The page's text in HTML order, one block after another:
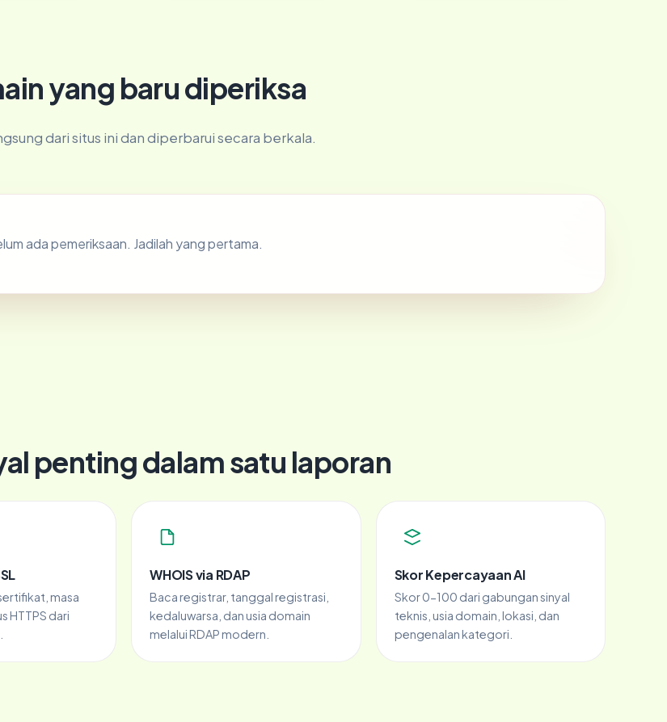
yang baru diperiksa
dari situs ini dan diperbarui secara berkala.
ada pemeriksaan. Jadilah yang pertama.
penting dalam satu laporan
masa
HTTPS dari
WHOIS via RDAP
Baca registrar, tanggal registrasi,
kedaluwarsa, dan usia domain
melalui RDAP modern.
Skor Kepercayaan AI
Skor 0-100 dari gabungan sinyal
teknis, usia domain, lokasi, dan
pengenalan kategori.